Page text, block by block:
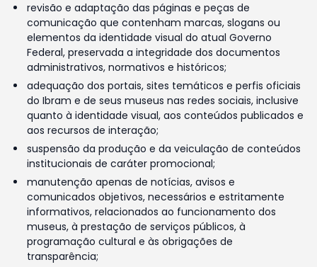
revisão e adaptação das páginas e peças de
comunicação que contenham marcas, slogans ou
elementos da identidade visual do atual Governo
Federal, preservada a integridade dos documentos
administrativos, normativos e históricos;
adequação dos portais, sites temáticos e perfis oficiais
do Ibram e de seus museus nas redes sociais, inclusive
quanto à identidade visual, aos conteúdos publicados e
aos recursos de interação;
suspensão da produção e da veiculação de conteúdos
institucionais de caráter promocional;
manutenção apenas de notícias, avisos e
comunicados objetivos, necessários e estritamente
informativos, relacionados ao funcionamento dos
museus, à prestação de serviços públicos, à
programação cultural e às obrigações de
transparência;